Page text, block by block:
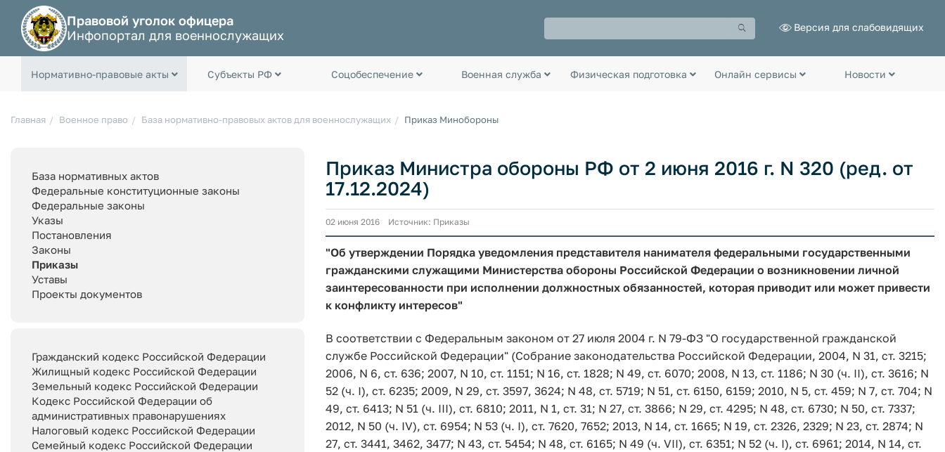
Правовой уголок офицера
Инфопортал для военнослужащих
Версия для слабовидящих
Нормативно-правовые акты Субъекты РФ Соцобеспечение Военная служба Физическая подготовка Онлайн сервисы Новости
Главная Военное право База нормативно-правовых актов для военнослужащих Приказ Минобороны
База нормативных актов
Федеральные конституционные законы
Федеральные законы
Указы
Постановления
Законы
Приказы
Уставы
Проекты документов
Гражданский кодекс Российской Федерации
Жилищный кодекс Российской Федерации
Земельный кодекс Российской Федерации
Кодекс Российской Федерации об
административных правонарушениях
Налоговый кодекс Российской Федерации
Семейный кодекс Российской Федерации
Приказ Министра обороны РФ от 2 июня 2016 г. N 320 (ред. от
17.12.2024)
02 июня 2016 Источник: Приказы
"Об утверждении Порядка уведомления представителя нанимателя федеральными государственными
гражданскими служащими Министерства обороны Российской Федерации о возникновении личной
заинтересованности при исполнении должностных обязанностей, которая приводит или может привести
к конфликту интересов"
В соответствии с Федеральным законом от 27 июля 2004 г. N 79-ФЗ "О государственной гражданской
службе Российской Федерации" (Собрание законодательства Российской Федерации, 2004, N 31, ст. 3215;
2006, N 6, ст. 636; 2007, N 10, ст. 1151; N 16, ст. 1828; N 49, ст. 6070; 2008, N 13, ст. 1186; N 30 (ч. II), ст. 3616; N
52 (ч. I), ст. 6235; 2009, N 29, ст. 3597, 3624; N 48, ст. 5719; N 51, ст. 6150, 6159; 2010, N 5, ст. 459; N 7, ст. 704; N
49, ст. 6413; N 51 (ч. III), ст. 6810; 2011, N 1, ст. 31; N 27, ст. 3866; N 29, ст. 4295; N 48, ст. 6730; N 50, ст. 7337;
2012, N 50 (ч. IV), ст. 6954; N 53 (ч. I), ст. 7620, 7652; 2013, N 14, ст. 1665; N 19, ст. 2326, 2329; N 23, ст. 2874; N
27, ст. 3441, 3462, 3477; N 43, ст. 5454; N 48, ст. 6165; N 49 (ч. VII), ст. 6351; N 52 (ч. I), ст. 6961; 2014, N 14, ст.